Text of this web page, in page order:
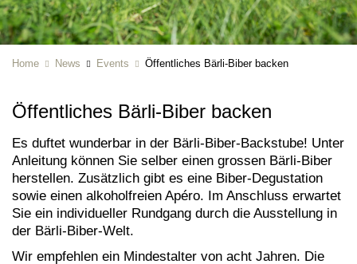
Home News Events Öffentliches Bärli-Biber backen
Öffentliches Bärli-Biber backen
Es duftet wunderbar in der Bärli-Biber-Backstube! Unter
Anleitung können Sie selber einen grossen Bärli-Biber
herstellen. Zusätzlich gibt es eine Biber-Degustation
sowie einen alkoholfreien Apéro. Im Anschluss erwartet
Sie ein individueller Rundgang durch die Ausstellung in
der Bärli-Biber-Welt.
Wir empfehlen ein Mindestalter von acht Jahren. Die